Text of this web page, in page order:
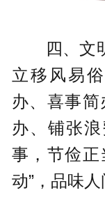
四、文
立移风易
办、喜事简
办、铺张
事，节俭正
动”，品味人